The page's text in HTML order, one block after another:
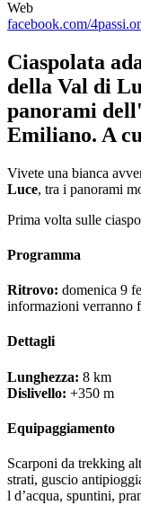
Web
facebook.com/
Ciaspolata
della Val di
panorami
Emiliano. A
Vivete una bianca
Luce, tra i panorami
Prima volta sulle
Programma
Ritrovo: domenica 9
informazioni verranno
Dettagli
Lunghezza: 8 km
Dislivello: +350 m
Equipaggiamento
Scarponi da trekking
strati, guscio
l d’acqua, spuntini,